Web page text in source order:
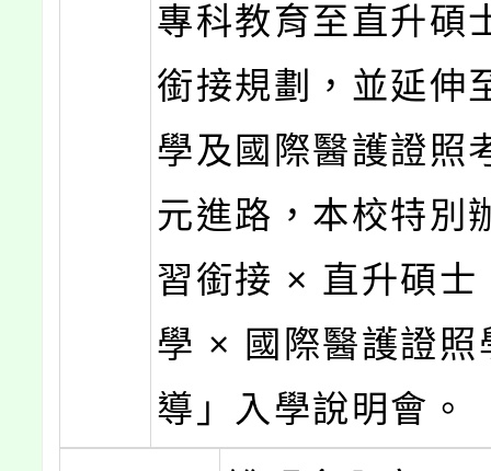
專科教育至直升碩
銜接規劃，並延伸
學及國際醫護證照
元進路，本校特別
習銜接 × 直升碩
學 × 國際醫護證照
導」入學說明會。